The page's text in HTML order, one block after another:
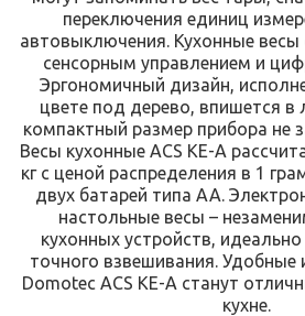
переключения единиц
автовыключения. Кухонные
сенсорным управлением и
Эргономичный дизайн,
цвете под дерево, впишется в
компактный размер прибора не
Весы кухонные ACS KE-A
кг с ценой распределения в 1
двух батарей типа АА.
настольные весы –
кухонных устройств,
точного взвешивания. Удобные
Domotec ACS KE-A станут
кухне.